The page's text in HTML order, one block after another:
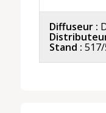
Diffuseur :
Stand : 517/